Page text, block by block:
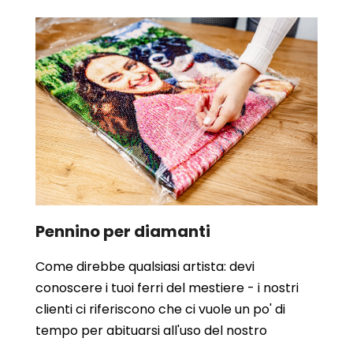
Pennino per diamanti
Come direbbe qualsiasi artista: devi
conoscere i tuoi ferri del mestiere - i nostri
clienti ci riferiscono che ci vuole un po' di
tempo per abituarsi all'uso del nostro